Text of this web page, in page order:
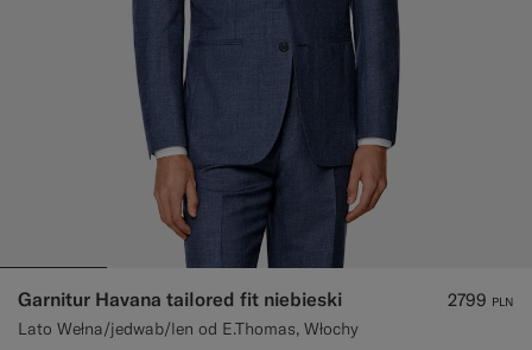
Garnitur Havana tailored fit niebieski
Lato Wełna/jedwab/len od E.Thomas, Włochy
2799 PLN